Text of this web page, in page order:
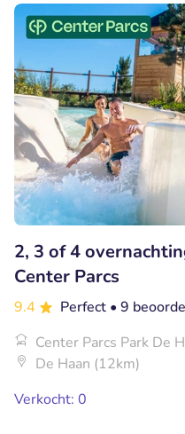
2, 3 of 4
Center Parcs
9.4 Perfect • 9
Center Parcs Park De
De Haan (12km)
Verkocht: 0